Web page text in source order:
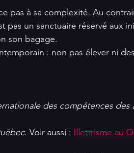
pas à sa complexité. Au
pas un sanctuaire réservé aux
son bagage.
: non pas élever ni
des compétences des
. Voir aussi : Illettrisme au